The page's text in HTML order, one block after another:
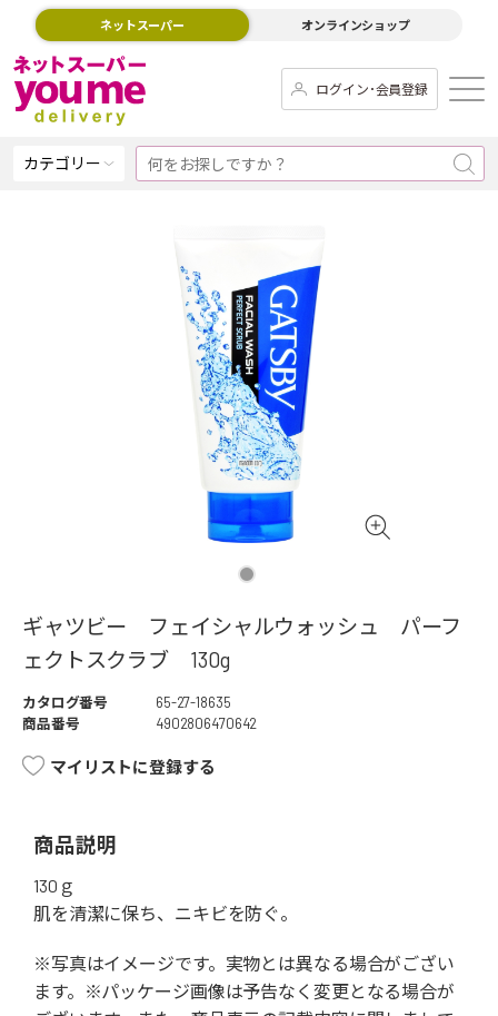
ネットスーパー オンラインショップ
ログイン･会員登録
カテゴリー
ギャツビー フェイシャルウォッシュ パーフ
ェクトスクラブ 130g
カタログ番号
65-27-18635
商品番号
4902806470642
マイリストに登録する
商品説明
130ｇ
肌を清潔に保ち、ニキビを防ぐ。
※写真はイメージです。実物とは異なる場合がござい
ます。※パッケージ画像は予告なく変更となる場合が